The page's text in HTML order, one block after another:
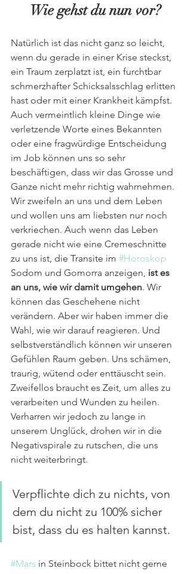
Wie gehst du nun vor?
Natürlich ist das nicht ganz so leicht,
wenn du gerade in einer Krise steckst,
ein Traum zerplatzt ist, ein furchtbar
schmerzhafter Schicksalsschlag erlitten
hast oder mit einer Krankheit kämpfst.
Auch vermeintlich kleine Dinge wie
verletzende Worte eines Bekannten
oder eine fragwürdige Entscheidung
im Job können uns so sehr
beschäftigen, dass wir das Grosse und
Ganze nicht mehr richtig wahrnehmen.
Wir zweifeln an uns und dem Leben
und wollen uns am liebsten nur noch
verkriechen. Auch wenn das Leben
gerade nicht wie eine Cremeschnitte
zu uns ist, die Transite im #Horoskop
Sodom und Gomorra anzeigen, ist es
an uns, wie wir damit umgehen. Wir
können das Geschehene nicht
verändern. Aber wir haben immer die
Wahl, wie wir darauf reagieren. Und
selbstverständlich können wir unseren
Gefühlen Raum geben. Uns schämen,
traurig, wütend oder enttäuscht sein.
Zweifellos braucht es Zeit, um alles zu
verarbeiten und Wunden zu heilen.
Verharren wir jedoch zu lange in
unserem Unglück, drohen wir in die
Negativspirale zu rutschen, die uns
nicht weiterbringt.
Verpflichte dich zu nichts, von
dem du nicht zu 100% sicher
bist, dass du es halten kannst.
#Mars in Steinbock bittet nicht gerne